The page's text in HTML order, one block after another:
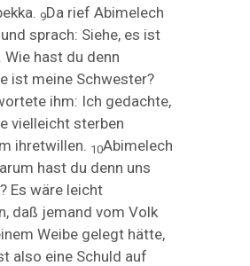
9Da rief Abimelech
sprach: Siehe, es ist
Wie hast du denn
ist meine Schwester?
ihm: Ich gedachte,
vielleicht sterben
ihretwillen. 10Abimelech
hast du denn uns
Es wäre leicht
daß jemand vom Volk
Weibe gelegt hätte,
also eine Schuld auf